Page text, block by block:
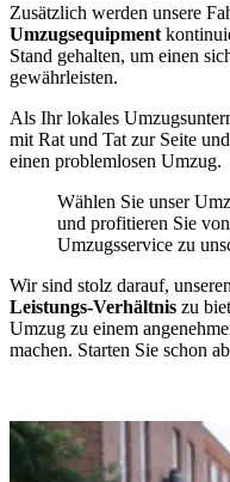
Zusätzlich werden unsere
Umzugsequipment
Stand gehalten, um einen
gewährleisten.
Als Ihr lokales
mit Rat und Tat zur Seite
einen problemlosen Umzug.
Wählen Sie unser
und profitieren Sie
Umzugsservice zu
Wir sind stolz darauf,
Leistungs-Verhältnis zu
Umzug zu einem
machen. Starten Sie schon